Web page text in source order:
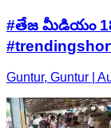
#తేజ మీడియం
Guntur, Guntur |